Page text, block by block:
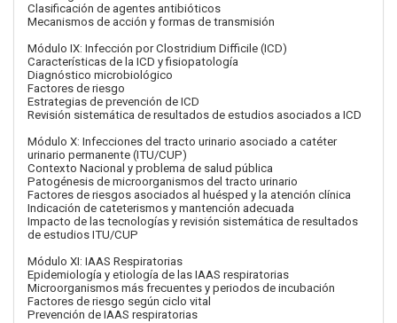
Clasificación de agentes antibióticos
Mecanismos de acción y formas de transmisión
Módulo IX: Infección por Clostridium Difficile (ICD)
Características de la ICD y fisiopatología
Diagnóstico microbiológico
Factores de riesgo
Estrategias de prevención de ICD
Revisión sistemática de resultados de estudios asociados a ICD
Módulo X: Infecciones del tracto urinario asociado a catéter
urinario permanente (ITU/CUP)
Contexto Nacional y problema de salud pública
Patogénesis de microorganismos del tracto urinario
Factores de riesgos asociados al huésped y la atención clínica
Indicación de cateterismos y mantención adecuada
Impacto de las tecnologías y revisión sistemática de resultados
de estudios ITU/CUP
Módulo XI: IAAS Respiratorias
Epidemiología y etiología de las IAAS respiratorias
Microorganismos más frecuentes y periodos de incubación
Factores de riesgo según ciclo vital
Prevención de IAAS respiratorias